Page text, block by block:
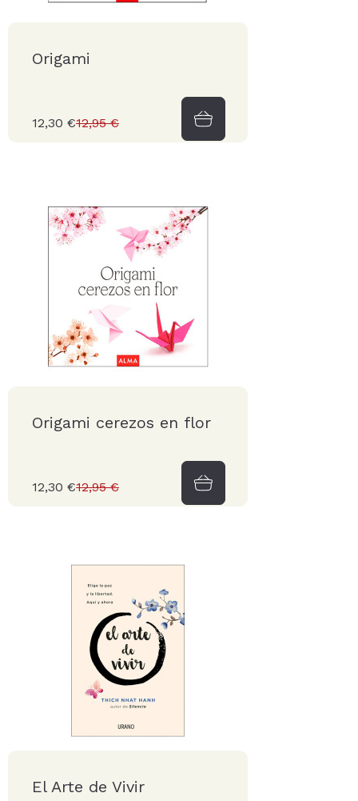
Origami
12,30 €12,95 €
Origami cerezos en flor
12,30 €12,95 €
El Arte de Vivir